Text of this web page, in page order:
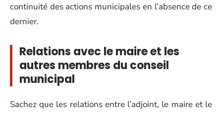
continuité des actions municipales en l’absence de ce
dernier.
Relations avec le maire et les
autres membres du conseil
municipal
Sachez que les relations entre l’adjoint, le maire et le